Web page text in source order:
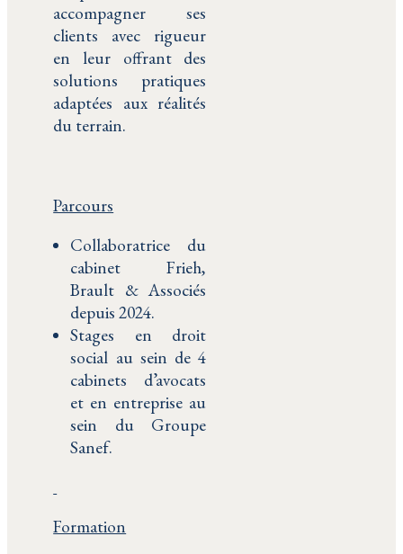
accompagner ses
clients avec rigueur
en leur offrant des
solutions pratiques
adaptées aux réalités
du terrain.
Parcours
Collaboratrice du
cabinet Frieh,
Brault & Associés
depuis 2024.
Stages en droit
social au sein de 4
cabinets d’avocats
et en entreprise au
sein du Groupe
Sanef.
Formation